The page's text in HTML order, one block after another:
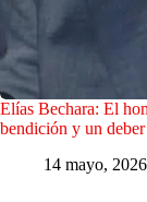
Elías Bechara: El
bendición y un deber
14 mayo, 2026